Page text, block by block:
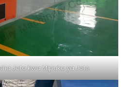
Joto kwa Mipuko ya Joto